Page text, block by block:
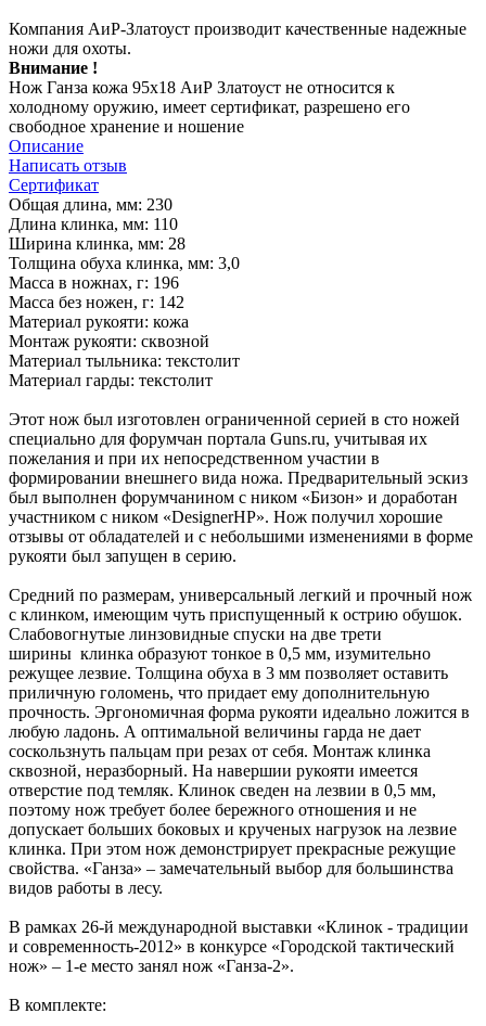
Компания АиР-Златоуст производит качественные надежные
ножи для охоты.
Внимание !
Нож Ганза кожа 95х18 АиР Златоуст не относится к
холодному оружию, имеет сертификат, разрешено его
свободное хранение и ношение
Описание
Написать отзыв
Сертификат
Общая длина, мм: 230
Длина клинка, мм: 110
Ширина клинка, мм: 28
Толщина обуха клинка, мм: 3,0
Масса в ножнах, г: 196
Масса без ножен, г: 142
Материал рукояти: кожа
Монтаж рукояти: сквозной
Материал тыльника: текстолит
Материал гарды: текстолит
Этот нож был изготовлен ограниченной серией в сто ножей
специально для форумчан портала Guns.ru, учитывая их
пожелания и при их непосредственном участии в
формировании внешнего вида ножа. Предварительный эскиз
был выполнен форумчанином с ником «Бизон» и доработан
участником с ником «DesignerHP». Нож получил хорошие
отзывы от обладателей и с небольшими изменениями в форме
рукояти был запущен в серию.
Средний по размерам, универсальный легкий и прочный нож
с клинком, имеющим чуть приспущенный к острию обушок.
Слабовогнутые линзовидные спуски на две трети
ширины клинка образуют тонкое в 0,5 мм, изумительно
режущее лезвие. Толщина обуха в 3 мм позволяет оставить
приличную голомень, что придает ему дополнительную
прочность. Эргономичная форма рукояти идеально ложится в
любую ладонь. А оптимальной величины гарда не дает
соскользнуть пальцам при резах от себя. Монтаж клинка
сквозной, неразборный. На навершии рукояти имеется
отверстие под темляк. Клинок сведен на лезвии в 0,5 мм,
поэтому нож требует более бережного отношения и не
допускает больших боковых и крученых нагрузок на лезвие
клинка. При этом нож демонстрирует прекрасные режущие
свойства. «Ганза» ‒ замечательный выбор для большинства
видов работы в лесу.
В рамках 26-й международной выставки «Клинок - традиции
и современность-2012» в конкурсе «Городской тактический
нож» – 1-е место занял нож «Ганза-2».
В комплекте: